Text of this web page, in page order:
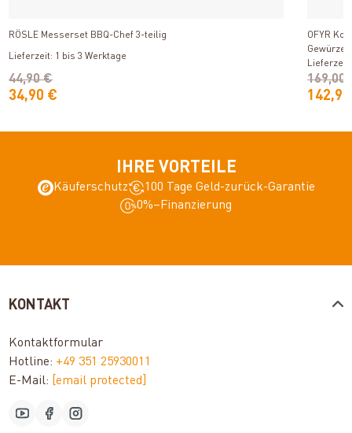
RÖSLE Messerset BBQ-Chef 3-teilig
Lieferzeit: 1 bis 3 Werktage
34,90 €
44,90 €
OFYR
Gewürzen
169,00
IHRE VORTEILE
Käuferschutz
100 Tage Geld-zurück-Garantie
0%–Finanzierung
KONTAKT
Kontaktformular
Hotline: +49 351 25930011
E-Mail: [email protected]